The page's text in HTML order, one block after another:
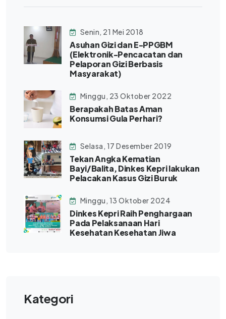
Senin, 21 Mei 2018
Asuhan Gizi dan E-PPGBM
(Elektronik-Pencacatan dan
Pelaporan Gizi Berbasis
Masyarakat)
Minggu, 23 Oktober 2022
Berapakah Batas Aman
Konsumsi Gula Perhari?
Selasa, 17 Desember 2019
Tekan Angka Kematian
Bayi/Balita, Dinkes Kepri lakukan
Pelacakan Kasus Gizi Buruk
Minggu, 13 Oktober 2024
Dinkes Kepri Raih Penghargaan
Pada Pelaksanaan Hari
Kesehatan Kesehatan Jiwa
Kategori